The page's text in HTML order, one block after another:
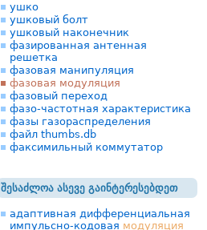
ушко
ушковый болт
ушковый наконечник
фазированная антенная
решетка
фазовая манипуляция
фазовая модуляция
фазовый переход
фазо-частотная характеристика
фазы газораспределения
файл thumbs.db
факсимильный коммутатор
შესაძლოა ასევე გაინტერესებდეთ
адаптивная дифференциальная
импульсно-кодовая модуляция